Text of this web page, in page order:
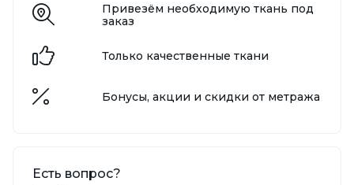
Привезём необходимую ткань под
заказ
Только качественные ткани
Бонусы, акции и скидки от метража
Есть вопрос?